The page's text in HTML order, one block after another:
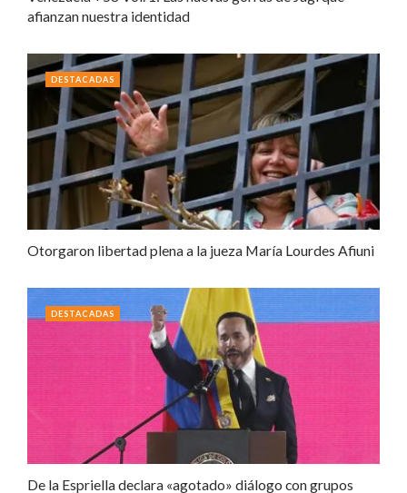
afianzan nuestra identidad
Otorgaron libertad plena a la jueza María Lourdes Afiuni
DESTACADAS
De la Espriella declara «agotado» diálogo con grupos
DESTACADAS